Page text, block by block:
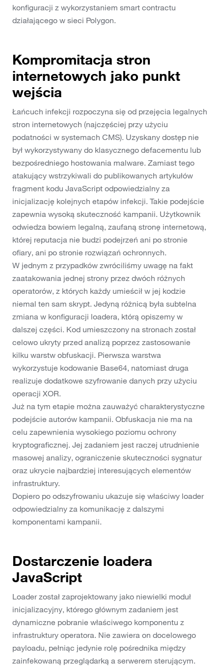
konfiguracji z wykorzystaniem smart contractu
działającego w sieci Polygon.
Kompromitacja stron
internetowych jako punkt
wejścia
Łańcuch infekcji rozpoczyna się od przejęcia legalnych
stron internetowych (najczęściej przy użyciu
podatności w systemach CMS). Uzyskany dostęp nie
był wykorzystywany do klasycznego defacementu lub
bezpośredniego hostowania malware. Zamiast tego
atakujący wstrzykiwali do publikowanych artykułów
fragment kodu JavaScript odpowiedzialny za
inicjalizację kolejnych etapów infekcji. Takie podejście
zapewnia wysoką skuteczność kampanii. Użytkownik
odwiedza bowiem legalną, zaufaną stronę internetową,
której reputacja nie budzi podejrzeń ani po stronie
ofiary, ani po stronie rozwiązań ochronnych.
W jednym z przypadków zwróciliśmy uwagę na fakt
zaatakowania jednej strony przez dwóch różnych
operatorów, z których każdy umieścił w jej kodzie
niemal ten sam skrypt. Jedyną różnicą była subtelna
zmiana w konfiguracji loadera, którą opiszemy w
dalszej części. Kod umieszczony na stronach został
celowo ukryty przed analizą poprzez zastosowanie
kilku warstw obfuskacji. Pierwsza warstwa
wykorzystuje kodowanie Base64, natomiast druga
realizuje dodatkowe szyfrowanie danych przy użyciu
operacji XOR.
Już na tym etapie można zauważyć charakterystyczne
podejście autorów kampanii. Obfuskacja nie ma na
celu zapewnienia wysokiego poziomu ochrony
kryptograficznej. Jej zadaniem jest raczej utrudnienie
masowej analizy, ograniczenie skuteczności sygnatur
oraz ukrycie najbardziej interesujących elementów
infrastruktury.
Dopiero po odszyfrowaniu ukazuje się właściwy loader
odpowiedzialny za komunikację z dalszymi
komponentami kampanii.
Dostarczenie loadera
JavaScript
Loader został zaprojektowany jako niewielki moduł
inicjalizacyjny, którego głównym zadaniem jest
dynamiczne pobranie właściwego komponentu z
infrastruktury operatora. Nie zawiera on docelowego
payloadu, pełniąc jedynie rolę pośrednika między
zainfekowaną przeglądarką a serwerem sterującym.